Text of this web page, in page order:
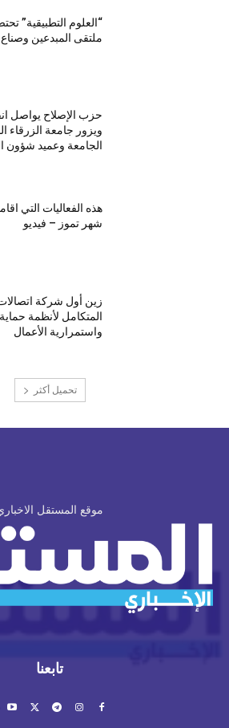
“العلوم التطبيقية”
ملتقى المبدعين وصناع
حزب الإصلاح يواصل
ويزور جامعة الزرقاء
الجامعة وعميد شؤون
هذه الفعاليات التي
شهر تموز – فيديو
زين أول شركة اتصالات
المتكامل لأنظمة
واستمرارية الأعمال
تحميل أكثر
موقع المستقل
تابعنا